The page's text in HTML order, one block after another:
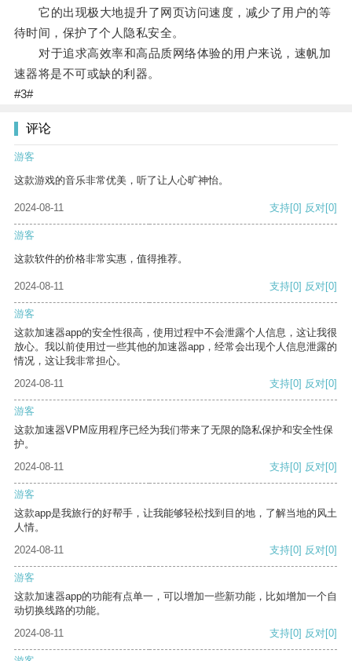
它的出现极大地提升了网页访问速度，减少了用户的等
待时间，保护了个人隐私安全。
对于追求高效率和高品质网络体验的用户来说，速帆加
速器将是不可或缺的利器。
#3#
评论
游客
这款游戏的音乐非常优美，听了让人心旷神怡。
2024-08-11 支持[0] 反对[0]
游客
这款软件的价格非常实惠，值得推荐。
2024-08-11 支持[0] 反对[0]
游客
这款加速器app的安全性很高，使用过程中不会泄露个人信息，这让我很
放心。我以前使用过一些其他的加速器app，经常会出现个人信息泄露的
情况，这让我非常担心。
2024-08-11
支持[0] 反对[0]
游客
这款加速器VPM应用程序已经为我们带来了无限的隐私保护和安全性保
护。
2024-08-11
支持[0] 反对[0]
游客
这款app是我旅行的好帮手，让我能够轻松找到目的地，了解当地的风土
人情。
2024-08-11
支持[0] 反对[0]
游客
这款加速器app的功能有点单一，可以增加一些新功能，比如增加一个自
动切换线路的功能。
2024-08-11
支持[0] 反对[0]